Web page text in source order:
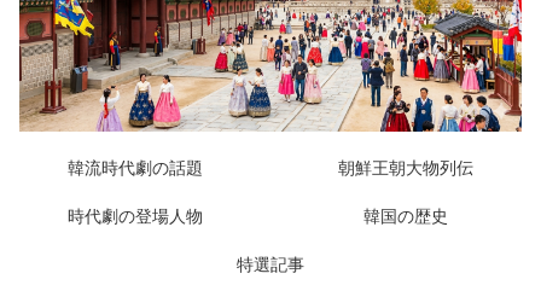
韓流時代劇の話題 朝鮮王朝大物列伝
時代劇の登場人物 韓国の歴史
特選記事